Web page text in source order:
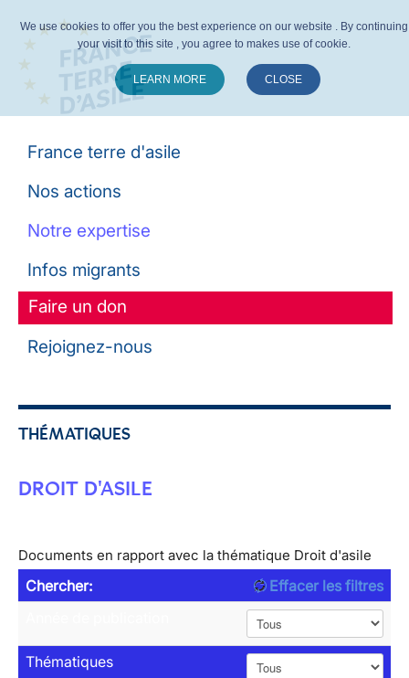
France terre d'asile
Nos actions
Notre expertise
Infos migrants
Faire un don
Rejoignez-nous
THÉMATIQUES
DROIT D'ASILE
Documents en rapport avec la thématique Droit d'asile
Chercher:
Effacer les filtres
Thématiques
We use cookies to offer you the best experience on our website . By continuing
your visit to this site , you agree to makes use of cookie.
LEARN MORE CLOSE